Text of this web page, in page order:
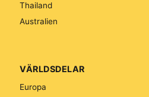
Thailand
Australien
VÄRLDSDELAR
Europa